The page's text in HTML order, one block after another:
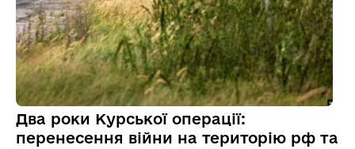
Два роки Курської операції:
перенесення війни на територію рф та